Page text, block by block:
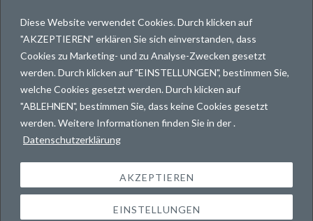
Diese Website verwendet Cookies. Durch klicken auf
"AKZEPTIEREN" erklären Sie sich einverstanden, dass
Cookies zu Marketing- und zu Analyse-Zwecken gesetzt
werden. Durch klicken auf "EINSTELLUNGEN", bestimmen Sie,
welche Cookies gesetzt werden. Durch klicken auf
"ABLEHNEN", bestimmen Sie, dass keine Cookies gesetzt
werden. Weitere Informationen finden Sie in der .
Datenschutzerklärung
EINSTELLUNGEN
AKZEPTIEREN
März 2019(1)
Dezember 2018(1)
September 2017(1)
Journey.
Impressum & Datenschutz